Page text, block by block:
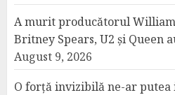
A murit producătorul
Britney Spears, U2 și Queen
August 9, 2026
O forță invizibilă ne-ar